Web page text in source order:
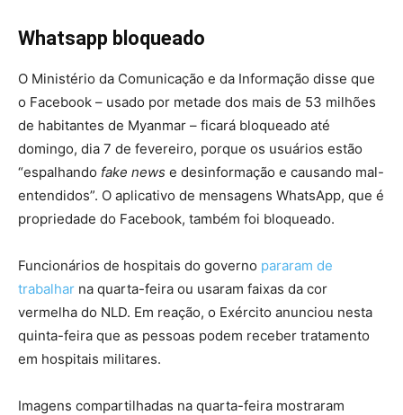
Whatsapp bloqueado
O Ministério da Comunicação e da Informação disse que
o Facebook – usado por metade dos mais de 53 milhões
de habitantes de Myanmar – ficará bloqueado até
domingo, dia 7 de fevereiro, porque os usuários estão
“espalhando fake news e desinformação e causando mal-
entendidos”. O aplicativo de mensagens WhatsApp, que é
propriedade do Facebook, também foi bloqueado.
Funcionários de hospitais do governo pararam de
trabalhar na quarta-feira ou usaram faixas da cor
vermelha do NLD. Em reação, o Exército anunciou nesta
quinta-feira que as pessoas podem receber tratamento
em hospitais militares.
Imagens compartilhadas na quarta-feira mostraram